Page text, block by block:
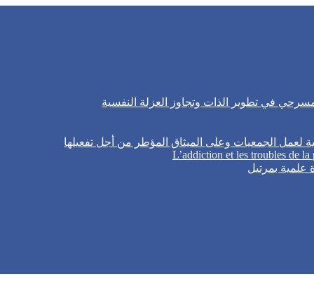
في تطوير الذات وتجاوز العزلة النفسية
لعمل الجمعيات وعلى الميثاق المؤطر من أجل تفعيلها
L’addiction et les troubles de
علمية بمرتيل